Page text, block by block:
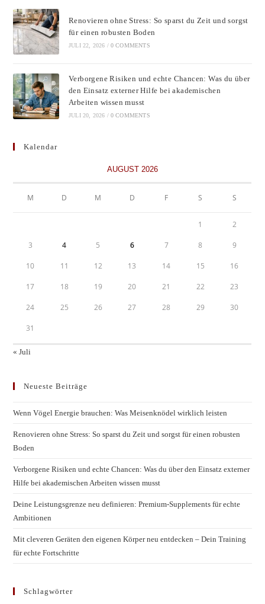
Renovieren ohne Stress: So sparst du Zeit und sorgst
für einen robusten Boden
JULI 22, 2026 / 0 COMMENTS
Verborgene Risiken und echte Chancen: Was du über
den Einsatz externer Hilfe bei akademischen
Arbeiten wissen musst
JULI 20, 2026 / 0 COMMENTS
Kalendar
AUGUST 2026
M D M D F S S
1 2
3 4 5 6 7 8 9
10 11 12 13 14 15 16
17 18 19 20 21 22 23
24 25 26 27 28 29 30
31
« Juli
Neueste Beiträge
Wenn Vögel Energie brauchen: Was Meisenknödel wirklich leisten
Renovieren ohne Stress: So sparst du Zeit und sorgst für einen robusten
Boden
Verborgene Risiken und echte Chancen: Was du über den Einsatz externer
Hilfe bei akademischen Arbeiten wissen musst
Deine Leistungsgrenze neu definieren: Premium-Supplements für echte
Ambitionen
Mit cleveren Geräten den eigenen Körper neu entdecken – Dein Training
für echte Fortschritte
Schlagwörter